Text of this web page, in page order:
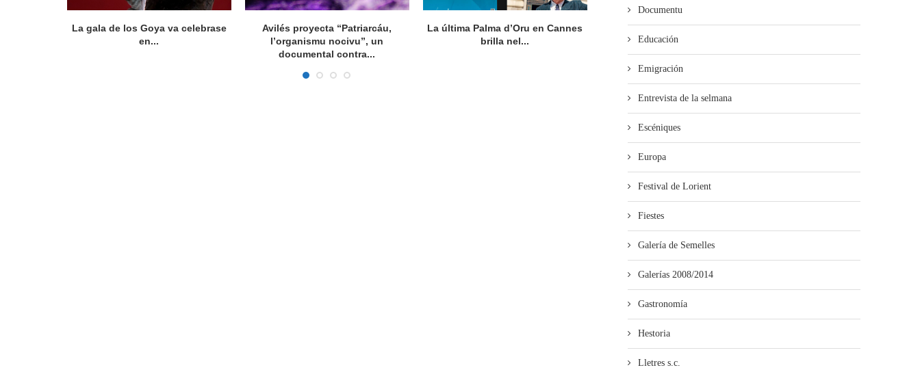
La gala de los Goya va celebrase
en...
Avilés proyecta “Patriarcáu,
l’organismu nocivu”, un
documental contra...
La última Palma d’Oru en Cannes
brilla nel...
Empiecen les proyecciones pa
escolares de la Selmana...
La Pola acueye la
Documentu
Educación
Emigración
Entrevista de la selmana
Escéniques
Europa
Festival de Lorient
Fiestes
Galería de Semelles
Galerías 2008/2014
Gastronomía
Hestoria
Lletres s.c.